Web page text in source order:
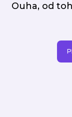
Ouha, od